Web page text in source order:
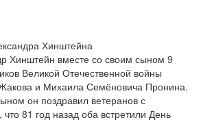
Хинштейна
Хинштейн вместе со своим сыном 9
Великой Отечественной войны
и Михаила Семёновича Пронина.
он поздравил ветеранов с
81 год назад оба встретили День